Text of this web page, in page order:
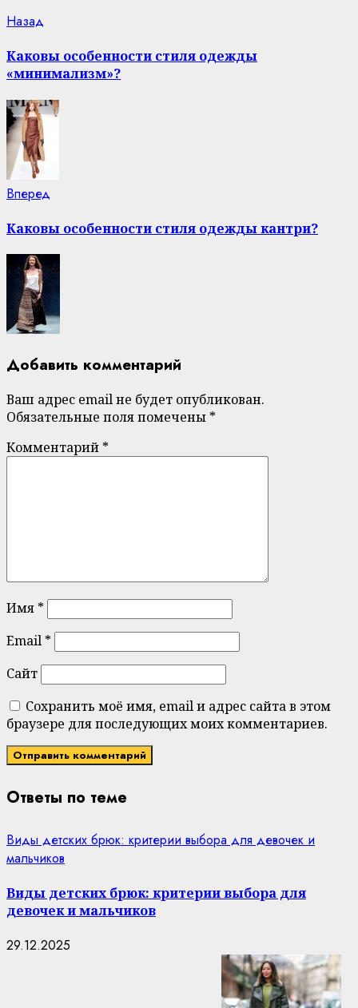
Continue
Reading
Назад
Каковы особенности стиля одежды
«минимализм»?
Вперед
Каковы особенности стиля одежды кантри?
Добавить комментарий
Ваш адрес email не будет опубликован.
Обязательные поля помечены *
Комментарий *
Имя *
Email *
Сайт
Сохранить моё имя, email и адрес сайта в этом
браузере для последующих моих комментариев.
Ответы по теме
Виды детских брюк: критерии выбора для девочек и
мальчиков
Виды детских брюк: критерии выбора для
девочек и мальчиков
29.12.2025